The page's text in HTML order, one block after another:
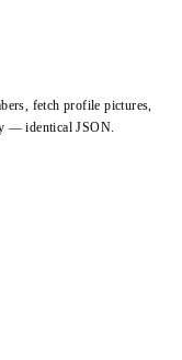
fetch profile pictures,
— identical JSON.